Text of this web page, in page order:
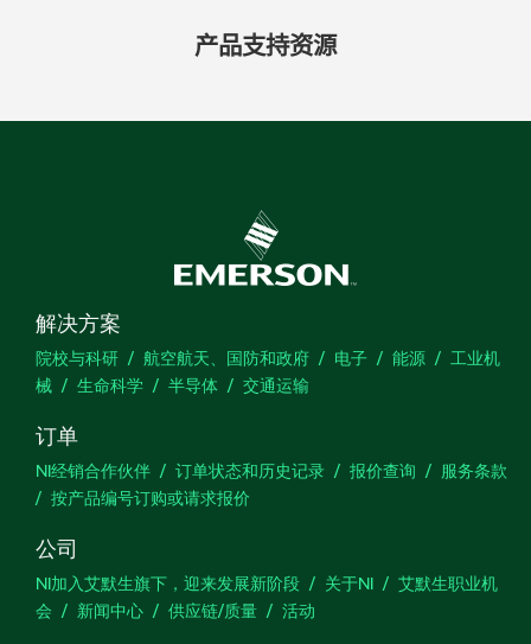
产品​支持​资源
解决方案
院校与科研 航空航天、国防和政府 电子 能源
工业机
械
生命科学 半导体 交通运输
订单
NI经销合作伙伴 订单状态和历史记录 报价查询
服务条款
按产品编号订购或请求报价
公司
NI加入艾默生旗下，迎来发展新阶段 关于NI
艾默生职业机
会
新闻中心 供应链/质量 活动